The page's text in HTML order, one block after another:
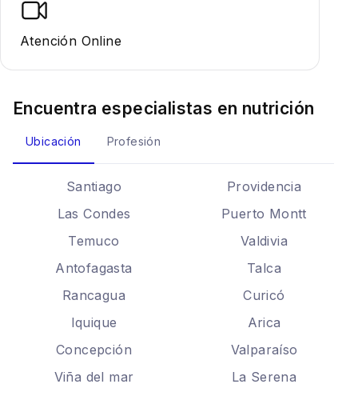
Atención Online
Encuentra especialistas en nutrición
Ubicación Profesión
Santiago
Providencia
Las Condes
Puerto Montt
Temuco
Valdivia
Antofagasta
Talca
Rancagua
Curicó
Iquique
Arica
Concepción
Valparaíso
Viña del mar
La Serena